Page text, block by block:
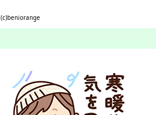
(c)beniorange